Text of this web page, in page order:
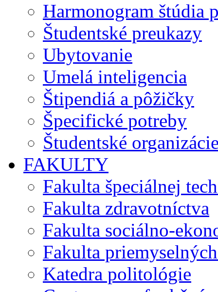
Harmonogram štúdia
Študentské preukazy
Ubytovanie
Umelá inteligencia
Štipendiá a pôžičky
Špecifické potreby
Študentské
FAKULTY
Fakulta špeciálnej
Fakulta zdravotníctva
Fakulta sociálno-
Fakulta
Katedra politológie